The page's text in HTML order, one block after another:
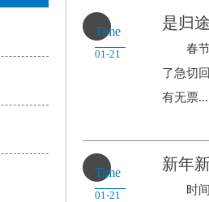
Time
01-21
是归
春节到
了急切
有无票...
Time
01-21
新年
时间过